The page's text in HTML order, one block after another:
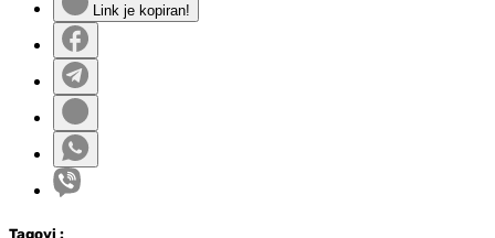
Link je kopiran!
Tagovi :